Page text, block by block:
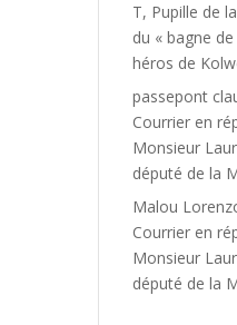
T, Pupille de
du « bagne
héros de
passepont
Courrier en
Monsieur
député de la
Malou
Courrier en
Monsieur
député de la